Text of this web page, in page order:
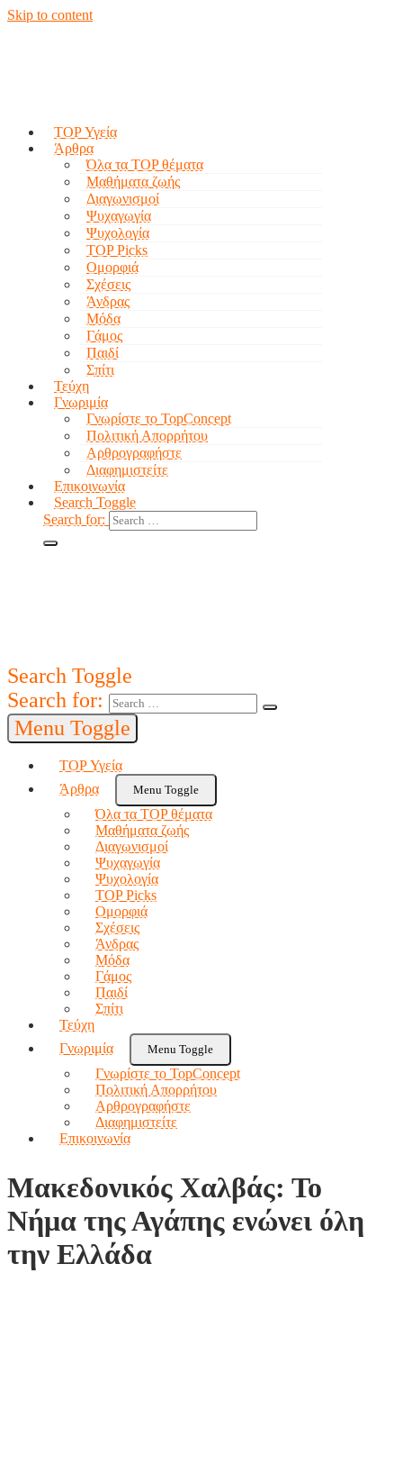
Skip to content
TOP Υγεία
Άρθρα
Όλα τα TOP θέματα
Μαθήματα ζωής
Διαγωνισμοί
Ψυχαγωγία
Ψυχολογία
TOP Picks
Ομορφιά
Σχέσεις
Άνδρας
Μόδα
Γάμος
Παιδί
Σπίτι
Τεύχη
Γνωριμία
Γνωρίστε το TopConcept
Πολιτική Απορρήτου
Αρθρογραφήστε
Διαφημιστείτε
Επικοινωνία
Search Toggle
Search for:
Search Toggle
Search for:
Menu Toggle
TOP Υγεία
Άρθρα
Menu Toggle
Όλα τα TOP θέματα
Μαθήματα ζωής
Διαγωνισμοί
Ψυχαγωγία
Ψυχολογία
TOP Picks
Ομορφιά
Σχέσεις
Άνδρας
Μόδα
Γάμος
Παιδί
Σπίτι
Τεύχη
Γνωριμία
Menu Toggle
Γνωρίστε το TopConcept
Πολιτική Απορρήτου
Αρθρογραφήστε
Διαφημιστείτε
Επικοινωνία
Μακεδονικός Χαλβάς: Το
Νήμα της Αγάπης ενώνει όλη
την Ελλάδα